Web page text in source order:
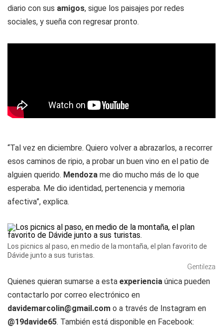
diario con sus amigos, sigue los paisajes por redes
sociales, y sueña con regresar pronto.
“Tal vez en diciembre. Quiero volver a abrazarlos, a recorrer
esos caminos de ripio, a probar un buen vino en el patio de
alguien querido. Mendoza me dio mucho más de lo que
esperaba. Me dio identidad, pertenencia y memoria
afectiva”, explica.
Los picnics al paso, en medio de la montaña, el plan favorito de
Dávide junto a sus turistas.
Gentileza
Quienes quieran sumarse a esta experiencia única pueden
contactarlo por correo electrónico en
davidemarcolin@gmail.com o a través de Instagram en
@19davide65. También está disponible en Facebook: